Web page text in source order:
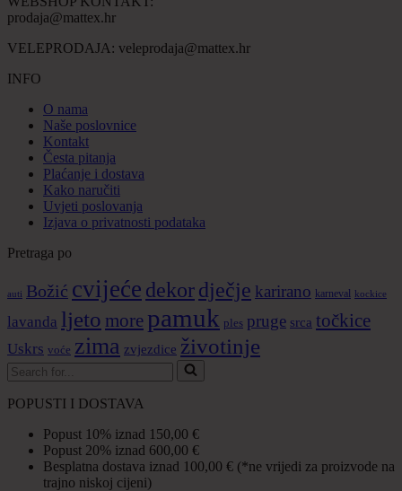
prodaja@mattex.hr
VELEPRODAJA: veleprodaja@mattex.hr
INFO
O nama
Naše poslovnice
Kontakt
Česta pitanja
Plaćanje i dostava
Kako naručiti
Uvjeti poslovanja
Izjava o privatnosti podataka
Pretraga po
auti Božić cvijeće dekordječje karirano karneval kockice
lavanda ljeto more pamuk ples pruge srca točkice
Uskrs voće zima zvjezdice životinje
Search
for...
POPUSTI I DOSTAVA
Popust 10% iznad 150,00 €
Popust 20% iznad 600,00 €
Besplatna dostava iznad 100,00 € (*ne vrijedi za proizvode na
trajno niskoj cijeni)